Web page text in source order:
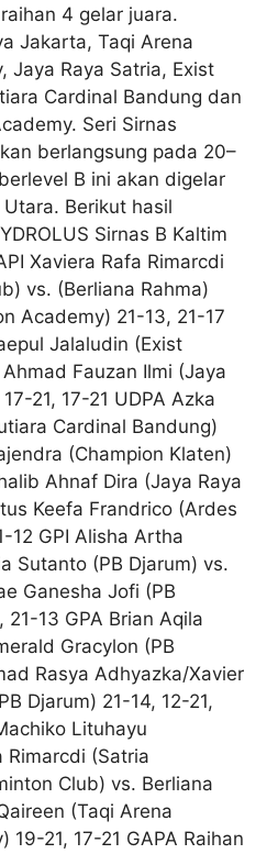
4 gelar juara.
Jakarta, Taqi Arena
Jaya Raya Satria, Exist
Cardinal Bandung dan
Seri Sirnas
berlangsung pada 20–
B ini akan digelar
Berikut hasil
Sirnas B Kaltim
Xaviera Rafa Rimarcdi
vs. (Berliana Rahma)
Academy) 21-13, 21-17
Jalaludin (Exist
Fauzan Ilmi (Jaya
21, 17-21 UDPA Azka
Cardinal Bandung)
(Champion Klaten)
Ahnaf Dira (Jaya Raya
Keefa Frandrico (Ardes
12 GPI Alisha Artha
Sutanto (PB Djarum) vs.
Ganesha Jofi (PB
21-13 GPA Brian Aqila
Gracylon (PB
Rasya Adhyazka/Xavier
Djarum) 21-14, 12-21,
Lituhayu
Rimarcdi (Satria
Club) vs. Berliana
(Taqi Arena
19-21, 17-21 GAPA Raihan